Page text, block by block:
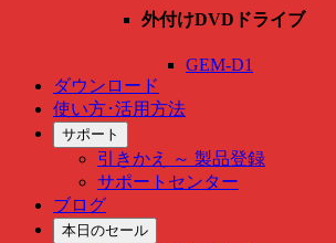
外付けDVDドライブ
GEM-D1
ダウンロード
使い方･活用方法
サポート
引きかえ ～ 製品登録
サポートセンター
ブログ
本日のセール